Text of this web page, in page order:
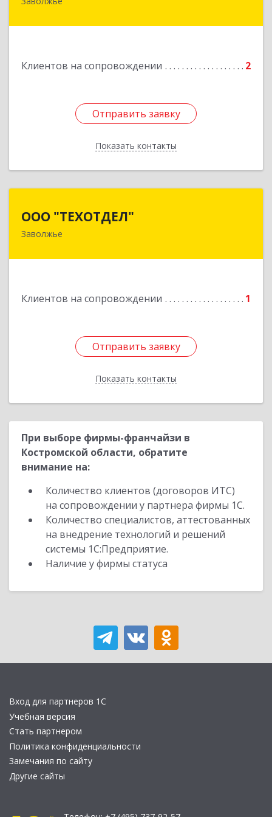
Клиентов на сопровождении 2
Отправить заявку
Показать контакты
Отправить заявку
Назад
ООО "ТЕХОТДЕЛ"
Заволжье
Клиентов на сопровождении 1
Отправить заявку
Показать контакты
Отправить заявку
Назад
При выборе фирмы-франчайзи в
Костромской области, обратите
внимание на:
Количество клиентов (договоров ИТС)
на сопровождении у партнера фирмы 1С.
Количество специалистов, аттестованных
на внедрение технологий и решений
системы 1С:Предприятие.
Наличие у фирмы статуса
Вход для партнеров 1С
Учебная версия
Стать партнером
Политика конфиденциальности
Замечания по сайту
Другие сайты